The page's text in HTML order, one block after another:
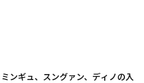
ミンギュ、スングァン、ディノの入